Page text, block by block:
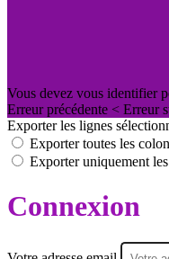
Vous devez vous identifier
Erreur précédente < Erreur
Exporter les lignes
Exporter toutes les
Exporter uniquement
Connexion